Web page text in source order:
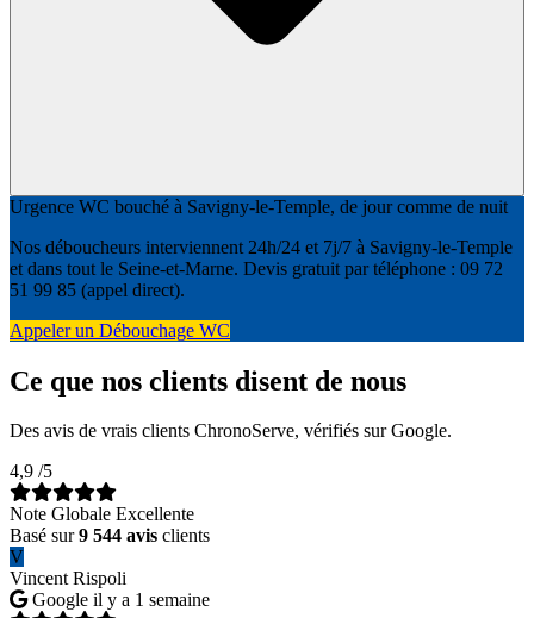
Urgence WC bouché à Savigny-le-Temple, de jour comme de nuit
Nos déboucheurs interviennent 24h/24 et 7j/7 à Savigny-le-Temple
et dans tout le Seine-et-Marne. Devis gratuit par téléphone : 09 72
51 99 85 (appel direct).
Appeler un Débouchage WC
Ce que nos clients disent de nous
Des avis de vrais clients ChronoServe, vérifiés sur Google.
4,9 /5
Note Globale Excellente
Basé sur9 544 avis clients
V
Vincent Rispoli
Google il y a 1 semaine